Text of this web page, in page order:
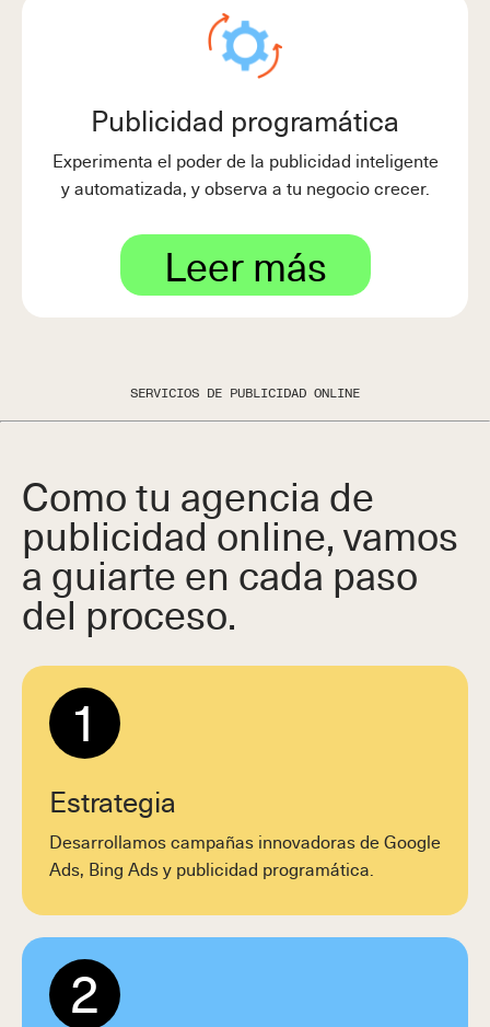
SERVICIOS DE PUBLICIDAD ONLINE
Publicidad programática
Experimenta el poder de la publicidad inteligente
y automatizada, y observa a tu negocio crecer.
Leer más
Como tu agencia de
publicidad online, vamos
a guiarte en cada paso
del proceso.
1
Estrategia
Desarrollamos campañas innovadoras de Google
Ads, Bing Ads y publicidad programática.
2